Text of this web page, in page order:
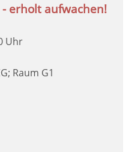
erholt aufwachen!
Uhr
Raum G1